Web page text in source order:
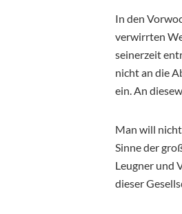
In den
verwirrten
seinerzeit
nicht an die
ein. An
Man will nicht
Sinne der
Leugner und
dieser